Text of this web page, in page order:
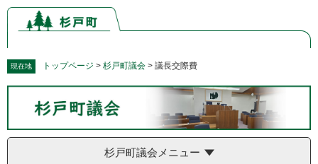
ペ
の
メ
ー
て
本
現在地 トップページ > 杉戸町議会 > 議長交際費
杉戸町議会メニュー